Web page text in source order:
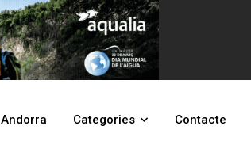
Andorra Categories Contacte